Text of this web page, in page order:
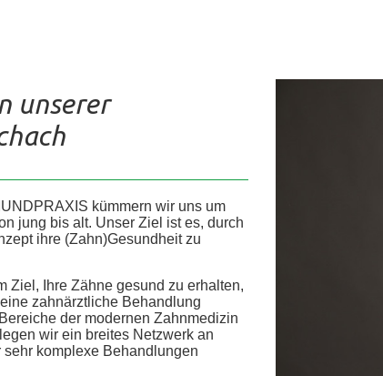
unserer
kümmern wir uns um
jung bis alt. Unser Ziel ist es, durch
ihre (Zahn)Gesundheit zu
Ziel, Ihre Zähne gesund zu erhalten,
zahnärztliche Behandlung
der modernen Zahnmedizin
wir ein breites Netzwerk an
komplexe Behandlungen